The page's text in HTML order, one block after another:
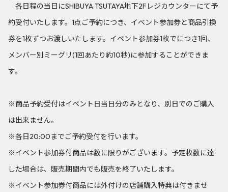
各日程の当日にSHIBUYA TSUTAYA地下2Fレジカウンターにて予
約受付いたします。1点ご予約につき、イベント参加券と商品引換
券を1枚ずつお渡しいたします。イベント参加券1枚でにつき1回、
メンバー別ミーグリ(1回あたり約10秒)に参加することができま
す。
※商品予約受付はイベント日当日分のみとなり、別日でのご購入
は出来ません。
※各日20:00までご予約受付を行います。
※イベント参加券付商品は数に限りがございます。予定枚数に達
した場合は、販売期間内でも販売を終了いたします。
※イベント参加券付商品には外付けの店舗購入特典は付きませ